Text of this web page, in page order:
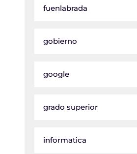
fuenlabrada
gobierno
google
grado superior
informatica